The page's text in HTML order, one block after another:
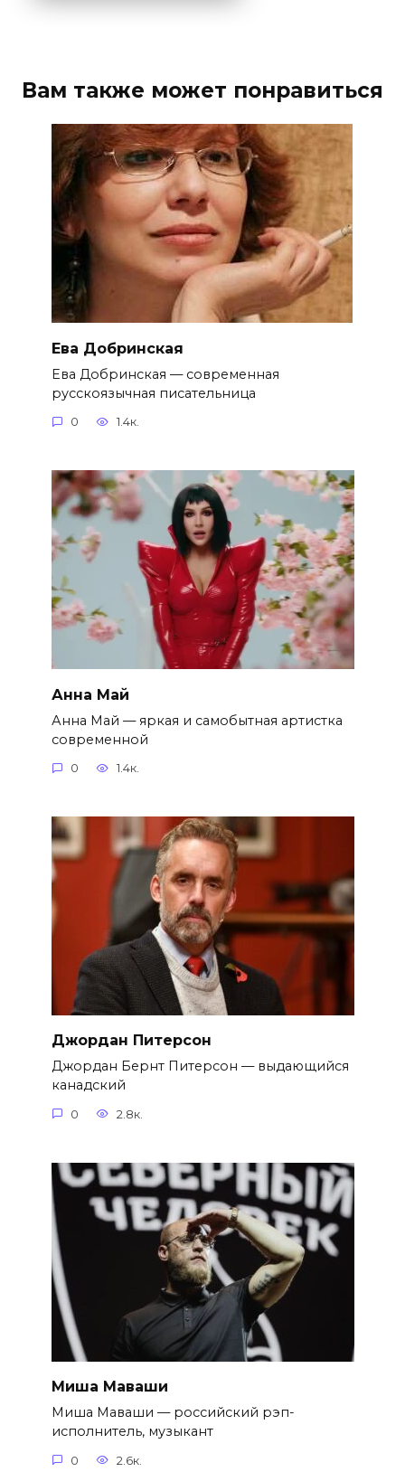
Вам также может понравиться
Ева Добринская
Ева Добринская — современная
русскоязычная писательница
0 1.4к.
Анна Май
Анна Май — яркая и самобытная артистка
современной
0 1.4к.
Джордан Питерсон
Джордан Бернт Питерсон — выдающийся
канадский
0 2.8к.
Миша Маваши
Миша Маваши — российский рэп-
исполнитель, музыкант
0 2.6к.